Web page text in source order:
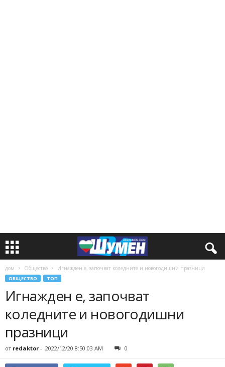
дом Общество Игнажден е, започват коледните и новогодишни празници
ОБЩЕСТВО ТОП
Игнажден е, започват
коледните и новогодишни
празници
от redaktor - 2022/12/20 8:50:03 AM 0